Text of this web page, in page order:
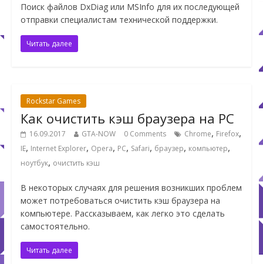
Поиск файлов DxDiag или MSInfo для их последующей
отправки специалистам технической поддержки.
Читать далее
Rockstar Games
Как очистить кэш браузера на PC
16.09.2017 GTA-NOW 0 Comments Chrome, Firefox,
IE, Internet Explorer, Opera, PC, Safari, браузер, компьютер,
ноутбук, очистить кэш
В некоторых случаях для решения возникших проблем
может потребоваться очистить кэш браузера на
компьютере. Рассказываем, как легко это сделать
самостоятельно.
Читать далее